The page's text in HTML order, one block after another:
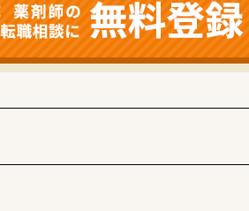
局、漢方専門薬局があります。